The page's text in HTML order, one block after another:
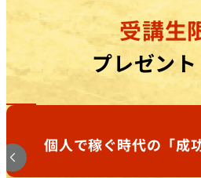
受講生
プレゼン
個人で稼ぐ時代の「成